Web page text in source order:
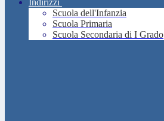
Indirizzi
Scuola dell'Infanzia
Scuola Primaria
Scuola Secondaria di I Grado